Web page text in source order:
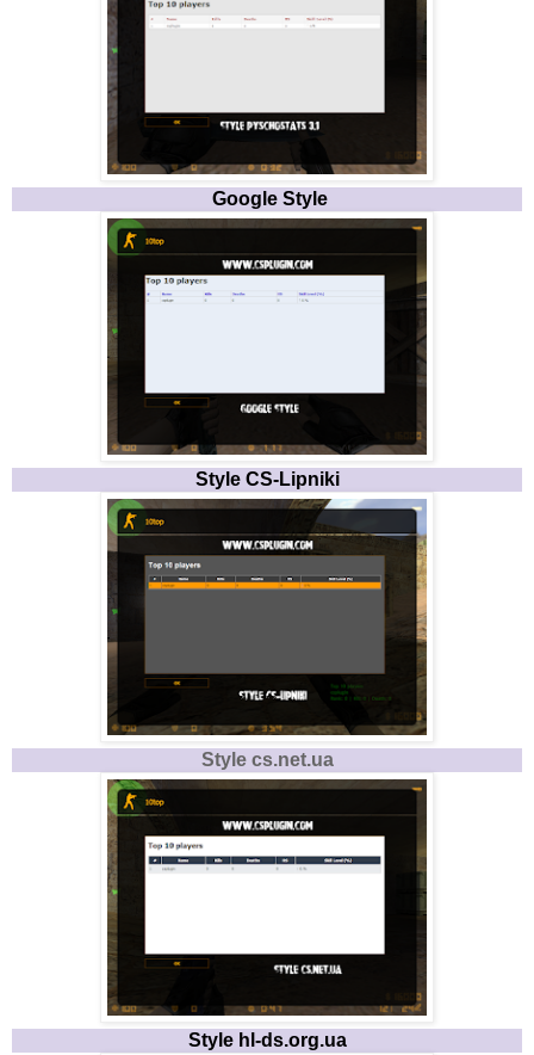
Google Style
Style CS-Lipniki
Style cs.net.ua
Style hl-ds.org.ua